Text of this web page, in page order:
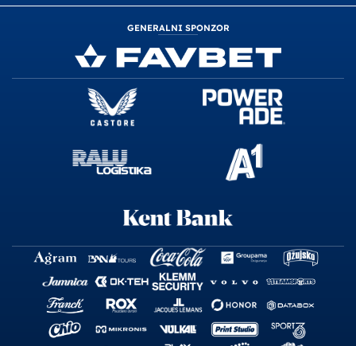
GENERALNI SPONZOR